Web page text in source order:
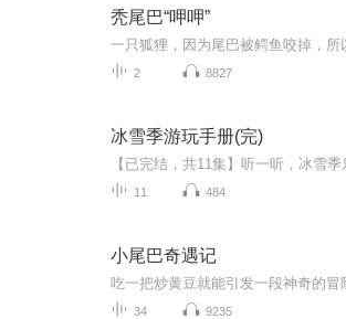
秃尾巴“呷呷”
2 8827
冰雪季游玩手册(完)
11 484
小尾巴奇遇记
34 9235